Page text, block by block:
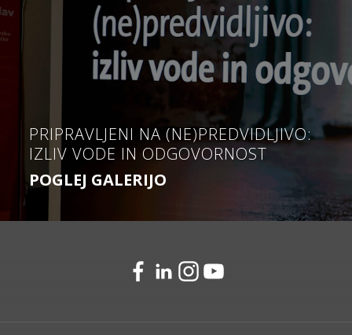
PRIPRAVLJENI NA (NE)PREDVIDLJIVO:
IZLIV VODE IN ODGOVORNOST
POGLEJ GALERIJO